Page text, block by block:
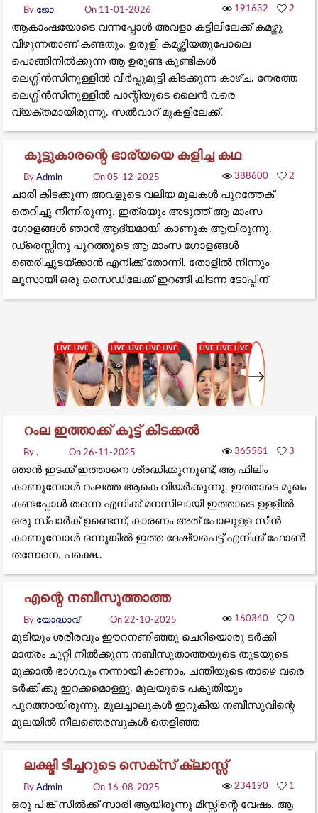
By ജോ On 11-01-2026 191632 2
ആകാംഷയോടെ വന്നപ്പോൾ അവളാ കട്ടിലിലേക്ക് കമഴ്ന്നു
വീഴുന്നതാണ് കണ്ടതും. ഉരുളി കമഴ്ത്തിയതുപോലെ
പൊങ്ങിനിൽക്കുന്ന ആ ഉരുണ്ട കുണ്ടികൾ
ലെഗ്ഗിൻസിനുള്ളിൽ വീർപ്പുമുട്ടി കിടക്കുന്ന കാഴ്ച. നേരത്ത
ലെഗ്ഗിൻസിനുള്ളിൽ പാന്റിയുടെ ലൈൻ വരെ
വ്യക്തമായിരുന്നു. സൽവാറ് മുകളിലേക്ക്.
കൂട്ടുകാരന്റെ ഭാര്യയെ കളിച്ച കഥ
By Admin On 05-12-2025 388600 2
ചാരി കിടക്കുന്ന അവളുടെ വലിയ മുലകൾ പുറത്തേക്
തെറിച്ചു നിന്നിരുന്നു. ഇത്രയും അടുത്ത് ആ മാംസ
ഗോളങ്ങൾ ഞാൻ ആദ്യമായി കാണുക ആയിരുന്നു.
ഡ്രെസ്സിനു പുറത്തൂടെ ആ മാംസ ഗോളങ്ങൾ
ഞെരിച്ചുടയ്ക്കാൻ എനിക്ക് തോന്നി. തോളിൽ നിന്നും
ലൂസായി ഒരു സൈഡിലേക്ക് ഇറങ്ങി കിടന്ന ടോപ്പിന്
റംല ഇത്താക്ക് കൂട്ട് കിടക്കൽ
By . On 26-11-2025 365581 3
ഞാൻ ഇടക്ക് ഇത്താനെ ശ്രദ്ധിക്കുന്നുണ്ട്, ആ ഫിലിം
കാണുമ്പോൾ റംലത്ത ആകെ വിയർക്കുന്നു. ഇത്താടെ മുഖം
കണ്ടപ്പോൾ തന്നെ എനിക്ക് മനസിലായി ഇത്താടെ ഉള്ളിൽ
ഒരു സ്പാർക് ഉണ്ടെന്ന്, കാരണം അത് പോലുള്ള സീൻ
കാണുമ്പോൾ ഒന്നുങ്കിൽ ഇത്ത ദേഷ്യപെട്ട് എനിക്ക് ഫോൺ
തന്നേനെ. പക്ഷെ..
എന്റെ നബീസുത്താത്ത
By യോദ്ധാവ് On 22-10-2025 160340 0
മുടിയും ശരീരവും ഈറനണിഞ്ഞു ചെറിയൊരു ടർക്കി
മാത്രം ചുറ്റി നിൽക്കുന്ന നബീസുതാത്തയുടെ തുടയുടെ
മുക്കാൽ ഭാഗവും നന്നായി കാണാം. ചന്തിയുടെ താഴെ വരെ
ടർക്കിക്കു ഇറക്കമൊള്ളു. മുലയുടെ പകുതിയും
പുറത്തായിരുന്നു. മുലച്ചാലുകൾ ഇറുകിയ നബീസുവിന്റെ
മുലയിൽ നീലഞെരമ്പുകൾ തെളിഞ്ഞ
ലക്ഷ്മി ടീച്ചറുടെ സെക്സ് ക്ലാസ്സ്‌
By Admin On 16-08-2025 234190 1
ഒരു പിങ്ക് സിൽക്ക് സാരി ആയിരുന്നു മിസ്സിന്റെ വേഷം. ആ